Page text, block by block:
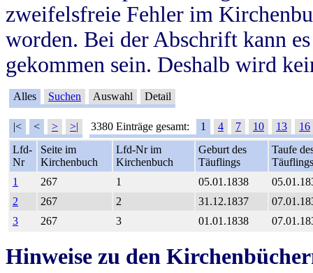
zweifelsfreie Fehler im
worden. Bei der Abschrift kann
gekommen sein. Deshalb wird
Alles Suchen Auswahl Detail
|< < > >| 3380 Einträge gesamt: 1 4 7 10 13
16
Lfd-
Nr
Seite im
Kirchenbuch
Lfd-Nr im
Kirchenbuch
Geburt des
Täuflings
Taufe
Täuflings
1
267 1 05.01.1838
2
267 2 31.12.1837
3
267 3 01.01.1838
Hinweise zu den